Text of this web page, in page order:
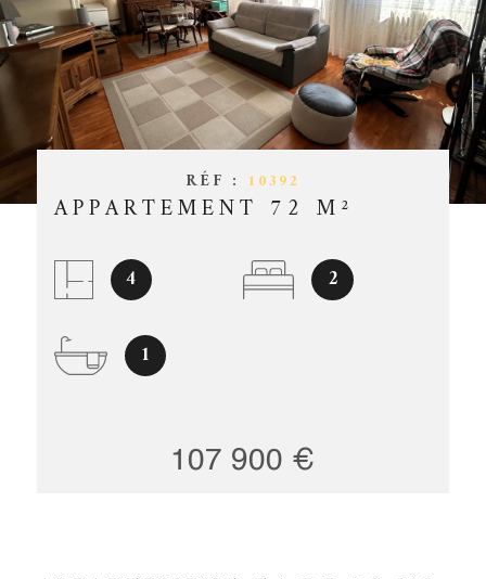
GESTION
OFFRES
CONTACT
RÉF : 10392
APPARTEMENT 72 M²
4 2
1
107 900 €
CHAMPS
TEXTE
RÉFÉRENCE
PARTICULARITÉ
PARTICULARITÉ
RECHERCHER